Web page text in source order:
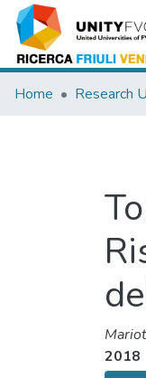
Home Research
2018